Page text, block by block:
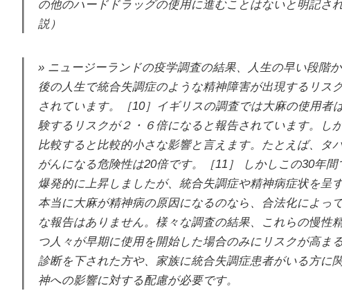
の他のハードドラッグの使用に進むことはないと明記さ
説）
ニュージーランドの疫学調査の結果、人生の早い段階
後の人生で統合失調症のような精神障害が出現するリス
されています。［10］イギリスの調査では大麻の使用者
験するリスクが２・６倍になると報告されています。し
比較すると比較的小さな影響と言えます。たとえば、タ
がんになる危険性は20倍です。［11］ しかしこの30年
爆発的に上昇しましたが、統合失調症や精神病症状を呈
本当に大麻が精神病の原因になるのなら、合法化によっ
な報告はありません。様々な調査の結果、これらの慢性
つ人々が早期に使用を開始した場合のみにリスクが高ま
診断を下された方や、家族に統合失調症患者がいる方に
神への影響に対する配慮が必要です。